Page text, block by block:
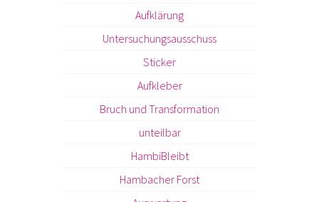
Aufklärung
Untersuchungsausschuss
Sticker
Aufkleber
Bruch und Transformation
unteilbar
HambiBleibt
Hambacher Forst